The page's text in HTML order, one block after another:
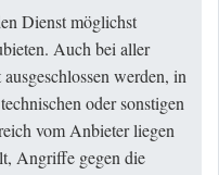
Dienst möglichst
Auch bei aller
werden, in
oder sonstigen
vom Anbieter liegen
Angriffe gegen die